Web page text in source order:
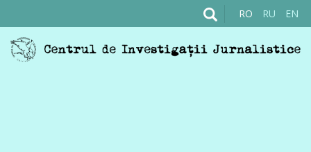
RO RU EN